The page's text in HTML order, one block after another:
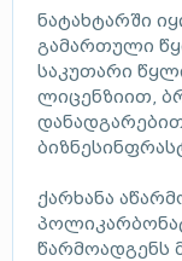
ნატახტარში
გამართული
საკუთარი
ლიცენზიით,
ქარხანა
წარმოადგენს